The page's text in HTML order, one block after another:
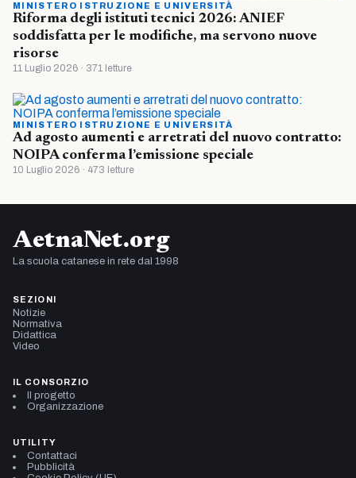
MINISTERO ISTRUZIONE E UNIVERSITÀ
Riforma degli istituti tecnici 2026: ANIEF
soddisfatta per le modifiche, ma servono nuove
risorse
11 Luglio 2026 · 371 letture
MINISTERO ISTRUZIONE E UNIVERSITÀ
Ad agosto aumenti e arretrati del nuovo contratto:
NOIPA conferma l’emissione speciale
10 Luglio 2026 · 473 letture
AetnaNet.org
La scuola catanese in rete dal 1998
SEZIONI
Notizie
Normativa
Didattica
Video
IL CONSORZIO
Il progetto
Organizzazione
UTILITY
Contattaci
Pubblicità